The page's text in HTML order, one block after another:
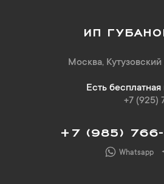
ИП
Москва, Кутузовский
Есть бесплатная
+7 (925)
+7 (985)
Whatsapp